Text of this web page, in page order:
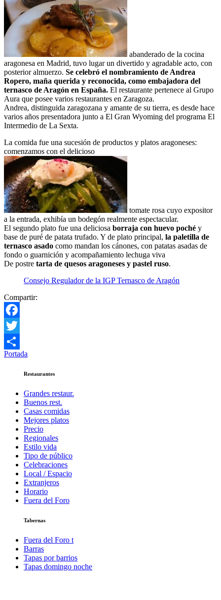
abanderado de la cocina
aragonesa en Madrid, tuvo lugar un divertido y agradable acto, con
posterior almuerzo. Se celebró el nombramiento de Andrea
Ropero, maña querida y reconocida, como embajadora del
ternasco de Aragón en España. El restaurante pertenece al Grupo
Aura que posee varios restaurantes en Zaragoza.
Andrea, distinguida zaragozana y amante de su tierra, es desde hace
varios años presentadora junto a El Gran Wyoming del programa El
Intermedio de La Sexta.
La comida fue una sucesión de productos y platos aragoneses:
comenzamos con el delicioso
tomate rosa cuyo expositor
a la entrada, exhibía un bodegón realmente espectacular.
El segundo plato fue una deliciosa borraja con huevo poché y
base de puré de patata trufado. Y de plato principal, la paletilla de
ternasco asado como mandan los cánones, con patatas asadas de
fondo o guarnición y acompañamiento lechuga viva
De postre tarta de quesos aragoneses y pastel ruso.
Consejo Regulador de la IGP Ternasco de Aragón
Compartir:
Facebook
Twitter
Compartir
Portada
Restaurantes
Grandes restaur.
Buenos rest.
Casas comidas
Mejores platos
Precio
Regionales
Estilo vida
Tipo de público
Celebraciones
Local / Espacio
Extranjeros
Horario
Fuera del Foro
Tabernas
Fuera del Foro t
Barras
Tapas por barrios
Tapas domingo noche